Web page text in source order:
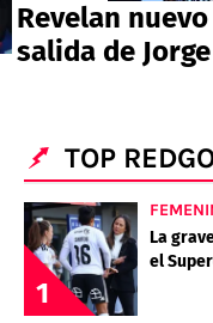
Revelan
salida de
TOP
1
La
el